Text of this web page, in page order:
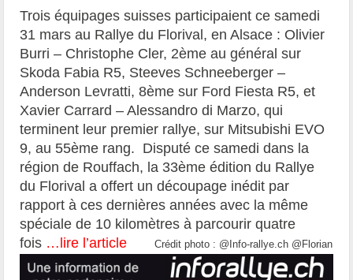
Trois équipages suisses participaient ce samedi
31 mars au Rallye du Florival, en Alsace : Olivier
Burri – Christophe Cler, 2ème au général sur
Skoda Fabia R5, Steeves Schneeberger –
Anderson Levratti, 8ème sur Ford Fiesta R5, et
Xavier Carrard – Alessandro di Marzo, qui
terminent leur premier rallye, sur Mitsubishi EVO
9, au 55ème rang. Disputé ce samedi dans la
région de Rouffach, la 33ème édition du Rallye
du Florival a offert un découpage inédit par
rapport à ces dernières années avec la même
spéciale de 10 kilomètres à parcourir quatre
fois …lire l’article Crédit photo : @Info-rallye.ch @Florian